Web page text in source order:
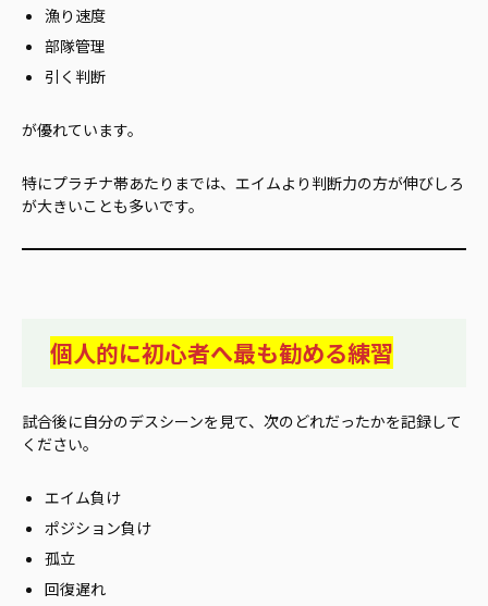
漁り速度
部隊管理
引く判断
が優れています。
特にプラチナ帯あたりまでは、エイムより判断力の方が伸びしろ
が大きいことも多いです。
個人的に初心者へ最も勧める練習
試合後に自分のデスシーンを見て、次のどれだったかを記録して
ください。
エイム負け
ポジション負け
孤立
回復遅れ